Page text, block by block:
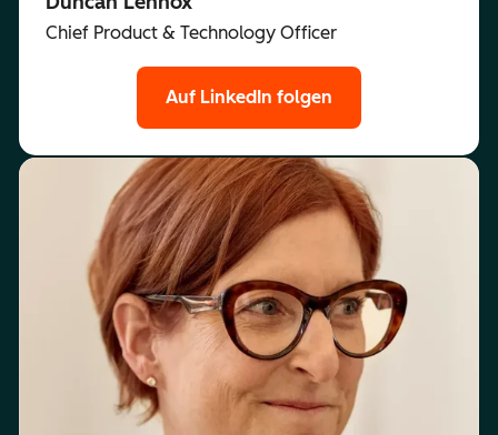
Chief Product & Technology Officer
Auf LinkedIn folgen